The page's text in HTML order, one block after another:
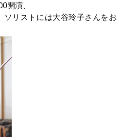
開演、
ソリストには大谷玲子さんをお